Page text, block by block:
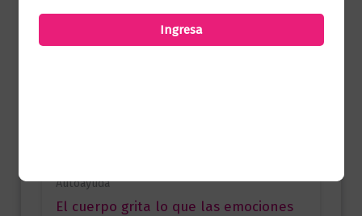
Autoayuda
El cuerpo grita lo que las emociones
Ingresa